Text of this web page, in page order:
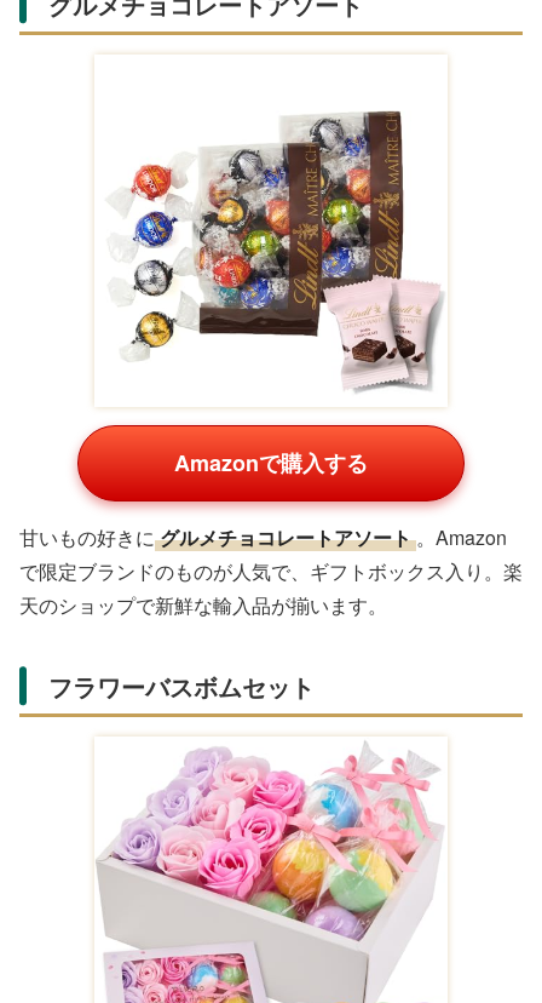
フト包装可能で、人気ブランドの限定品が揃います。楽天
のショップでまとめ買いがお得。毎日のケアをサポートし
おしゃれマグカップ
Amazonで購入する
おしゃれマグカップは、カフェタイムを彩るギフト。
Amazonのギフト設定でメッセージ入り可能。楽天ではハ
ンドメイド風デザインが豊富で、個性を出せます。
グルメチョコレートアソート